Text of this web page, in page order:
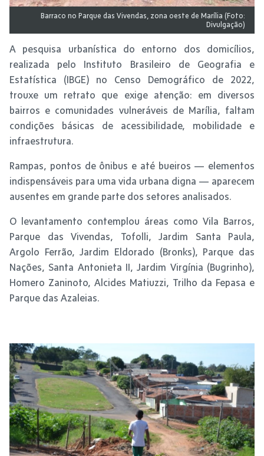
Barraco no Parque das Vivendas, zona oeste de Marília (Foto:
Divulgação)
A pesquisa urbanística do entorno dos domicílios,
realizada pelo Instituto Brasileiro de Geografia e
Estatística (IBGE) no Censo Demográfico de 2022,
trouxe um retrato que exige atenção: em diversos
bairros e comunidades vulneráveis de Marília, faltam
condições básicas de acessibilidade, mobilidade e
infraestrutura.
Rampas, pontos de ônibus e até bueiros — elementos
indispensáveis para uma vida urbana digna — aparecem
ausentes em grande parte dos setores analisados.
O levantamento contemplou áreas como Vila Barros,
Parque das Vivendas, Tofolli, Jardim Santa Paula,
Argolo Ferrão, Jardim Eldorado (Bronks), Parque das
Nações, Santa Antonieta II, Jardim Virgínia (Bugrinho),
Homero Zaninoto, Alcides Matiuzzi, Trilho da Fepasa e
Parque das Azaleias.